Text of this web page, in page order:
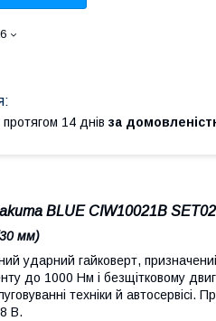
14 днів за
BLUE CIW10021B SET02
мм)
ударний гайковерт,
до 1000 Нм і безщітковому
техніки й автосервісі.
В.